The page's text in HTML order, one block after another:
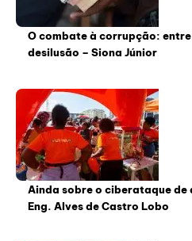
O combate à corrupção: entre
desilusão – Siona Júnior
Ainda sobre o ciberataque de
Eng. Alves de Castro Lobo